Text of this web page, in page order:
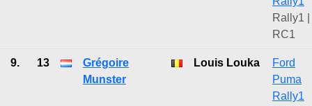
Rally1 |
RC1
9. 13
Grégoire
Munster
Louis Louka
Ford
Puma
Rally1